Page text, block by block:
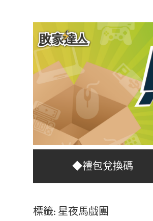
家
No.1
戲
◆禮包兌換碼
標籤: 星夜馬戲團